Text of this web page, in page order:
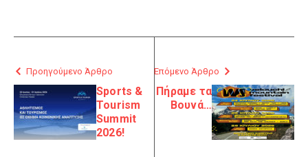
Προηγούμενο Άρθρο
Sports &
Tourism
Summit
2026!
Επόμενο Άρθρο
Πήραμε τα
Βουνά…